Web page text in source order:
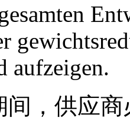
aufzeigen.
间，供应